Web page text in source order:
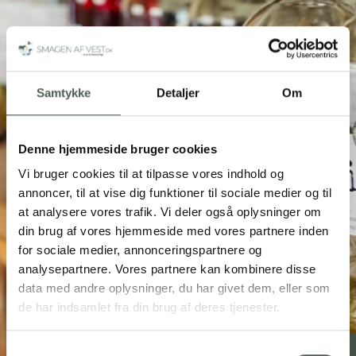
Samtykke Detaljer Om
Denne hjemmeside bruger cookies
Vi bruger cookies til at tilpasse vores indhold og
annoncer, til at vise dig funktioner til sociale medier og til
at analysere vores trafik. Vi deler også oplysninger om
din brug af vores hjemmeside med vores partnere inden
for sociale medier, annonceringspartnere og
analysepartnere. Vores partnere kan kombinere disse
data med andre oplysninger, du har givet dem, eller som
de har indsamlet fra din brug af deres tjenester.